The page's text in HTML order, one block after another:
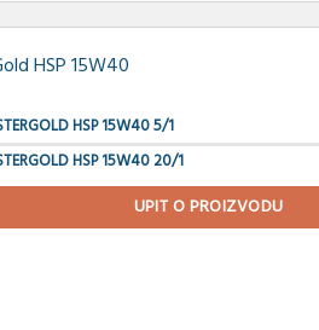
HSP 15W40
HSP 15W40 5/1
HSP 15W40 20/1
UPIT O PROIZVODU